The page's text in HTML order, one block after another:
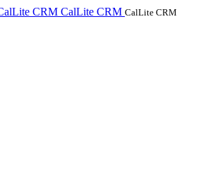
CalLite CRM CalLite CRM